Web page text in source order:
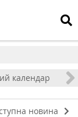
календар
новина